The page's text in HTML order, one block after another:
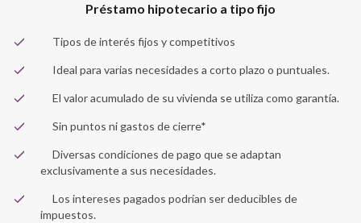
Préstamo hipotecario a tipo fijo
Tipos de interés fijos y competitivos
Ideal para varias necesidades a corto plazo o puntuales.
El valor acumulado de su vivienda se utiliza como garantía.
Sin puntos ni gastos de cierre*
Diversas condiciones de pago que se adaptan
exclusivamente a sus necesidades.
Los intereses pagados podrían ser deducibles de
impuestos.